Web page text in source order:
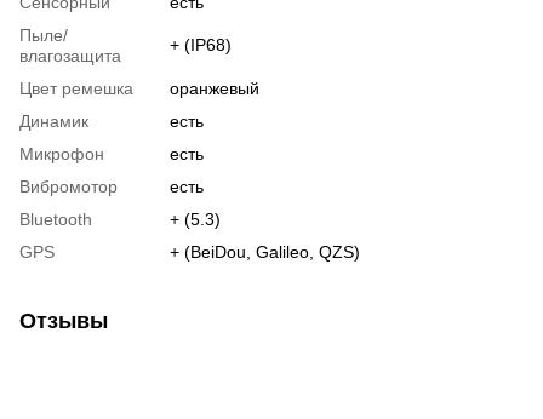
Пыле/
влагозащита
+ (IP68)
Цвет ремешка
оранжевый
Динамик
есть
Микрофон
есть
Вибромотор
есть
Bluetooth
+ (5.3)
GPS
+ (BeiDou, Galileo, QZS)
Отзывы